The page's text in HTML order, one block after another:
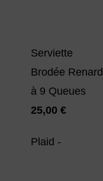
Serviette
Brodée Renard
à 9 Queues
25,00€
Plaid -